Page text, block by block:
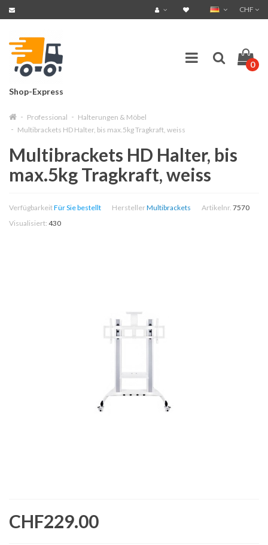
CHF
Shop-Express
0
Professional
Halterungen & Möbel
Multibrackets HD Halter, bis max.5kg Tragkraft, weiss
Multibrackets HD Halter, bis
max.5kg Tragkraft, weiss
VerfügbarkeitFür Sie bestellt HerstellerMultibrackets Artikelnr. 7570
Visualisiert: 430
CHF229.00